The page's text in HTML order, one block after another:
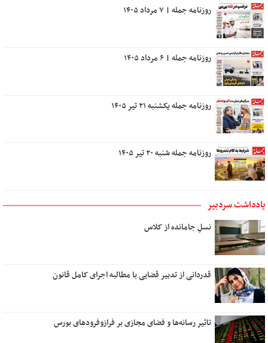
روزنامه جمله | ۷ مرداد ۱۴۰۵
روزنامه جمله | ۶ مرداد ۱۴۰۵
روزنامه جمله یکشنبه ۲۱ تیر ۱۴۰۵
روزنامه جمله شنبه ۲۰ تیر ۱۴۰۵
یادداشت سردبیر
نسلِ جامانده از کلاس
قدردانی از تدبیر قضایی با مطالبه اجرای کامل قانون
تاثیر رسانه‌ها و فضای مجازی بر فرازوفرودهای بورس